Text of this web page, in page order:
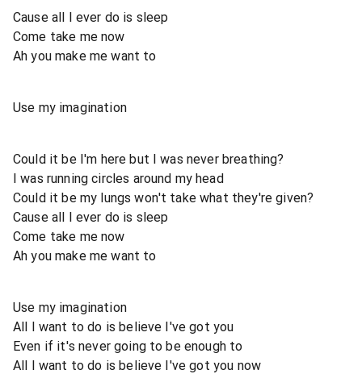
Cause all I ever do is sleep
Come take me now
Ah you make me want to
Use my imagination
Could it be I'm here but I was never breathing?
I was running circles around my head
Could it be my lungs won't take what they're given?
Cause all I ever do is sleep
Come take me now
Ah you make me want to
Use my imagination
All I want to do is believe I've got you
Even if it's never going to be enough to
All I want to do is believe I've got you now